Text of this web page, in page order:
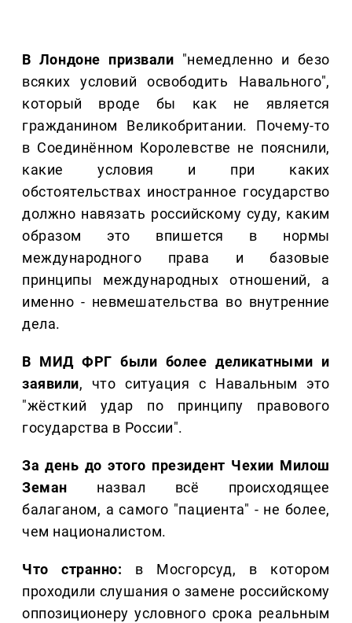
В Лондоне призвали "немедленно и безо
всяких условий освободить Навального",
который вроде бы как не является
гражданином Великобритании. Почему-то
в Соединённом Королевстве не пояснили,
какие условия и при каких
обстоятельствах иностранное государство
должно навязать российскому суду, каким
образом это впишется в нормы
международного права и базовые
принципы международных отношений, а
именно - невмешательства во внутренние
дела.
В МИД ФРГ были более деликатными и
заявили, что ситуация с Навальным это
"жёсткий удар по принципу правового
государства в России".
За день до этого президент Чехии Милош
Земан назвал всё происходящее
балаганом, а самого "пациента" - не более,
чем националистом.
Что странно: в Мосгорсуд, в котором
проходили слушания о замене российскому
оппозиционеру условного срока реальным